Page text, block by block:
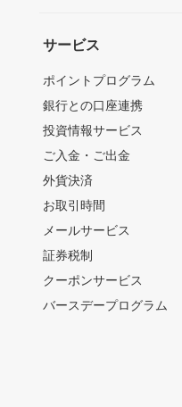
サービス
ポイントプログラム
銀行との口座連携
投資情報サービス
ご入金・ご出金
外貨決済
お取引時間
メールサービス
証券税制
クーポンサービス
バースデープログラム